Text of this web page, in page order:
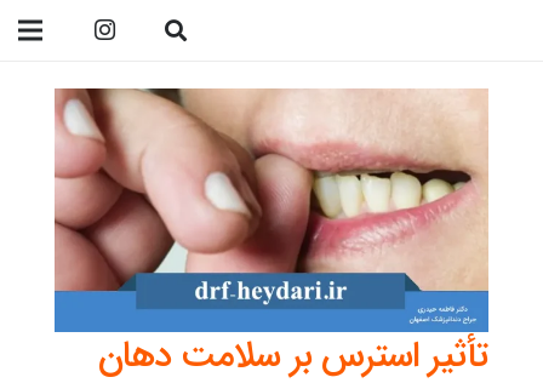
تأثیر استرس بر سلامت دهان